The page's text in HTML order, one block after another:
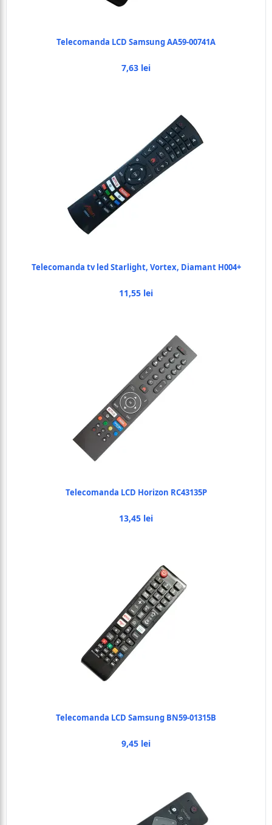
Telecomanda LCD Samsung AA59-00741A
7,63 lei
Telecomanda tv led Starlight, Vortex, Diamant H004+
11,55 lei
Telecomanda LCD Horizon RC43135P
13,45 lei
Telecomanda LCD Samsung BN59-01315B
9,45 lei